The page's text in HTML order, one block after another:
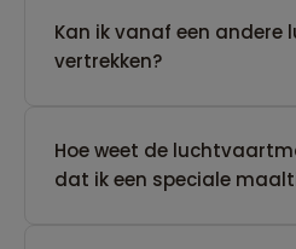
Kan ik vanaf een andere
vertrekken?
Hoe weet de
dat ik een speciale